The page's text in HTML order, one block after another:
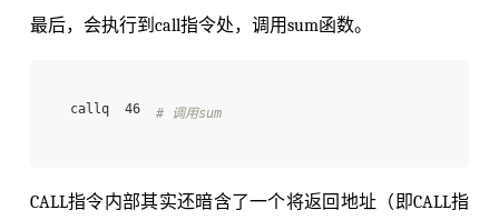
最后，会执行到call指令处，调用sum函数。
callq  46 # 调用sum
CALL指令内部其实还暗含了一个将返回地址（即CALL指